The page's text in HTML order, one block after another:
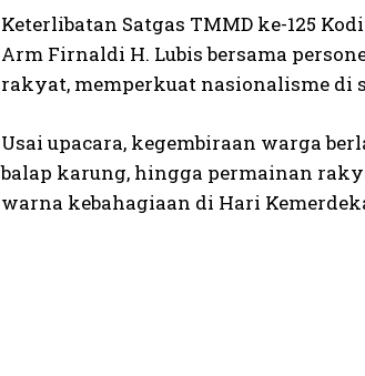
Keterlibatan Satgas TMMD ke-125
Arm Firnaldi H. Lubis bersama
rakyat, memperkuat nasionalisme di
Usai upacara, kegembiraan warga
balap karung, hingga permainan
warna kebahagiaan di Hari